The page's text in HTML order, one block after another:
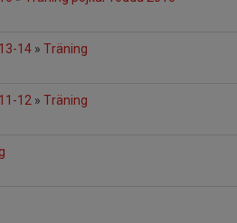
14 » Träning
12 » Träning